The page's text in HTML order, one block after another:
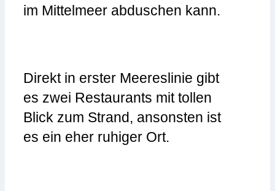
im Mittelmeer abduschen kann.
Direkt in erster Meereslinie gibt
es zwei Restaurants mit tollen
Blick zum Strand, ansonsten ist
es ein eher ruhiger Ort.